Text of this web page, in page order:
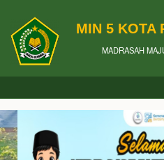
MIN 5 KOTA
MADRASAH